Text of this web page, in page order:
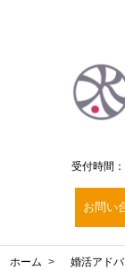
受付時間
お問い
ホーム 婚活アド